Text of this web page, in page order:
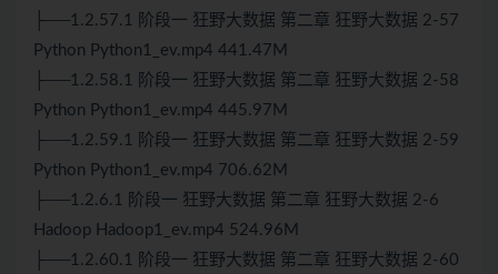
├──1.2.57.1 阶段一 狂野大数据 第二章 狂野大数据 2-57
Python Python1_ev.mp4 441.47M
├──1.2.58.1 阶段一 狂野大数据 第二章 狂野大数据 2-58
Python Python1_ev.mp4 445.97M
├──1.2.59.1 阶段一 狂野大数据 第二章 狂野大数据 2-59
Python Python1_ev.mp4 706.62M
├──1.2.6.1 阶段一 狂野大数据 第二章 狂野大数据 2-6
Hadoop Hadoop1_ev.mp4 524.96M
├──1.2.60.1 阶段一 狂野大数据 第二章 狂野大数据 2-60